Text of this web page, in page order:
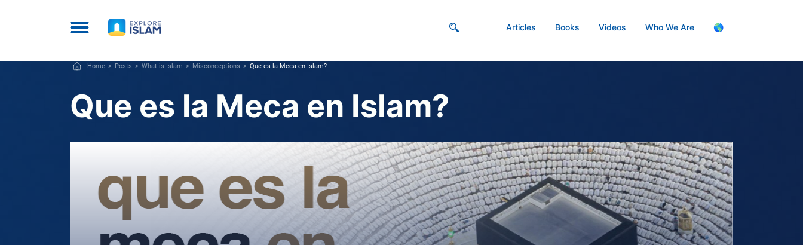
Articles Books Videos Who We Are 🌎
Home Posts What is Islam Misconceptions Que es la Meca en Islam?
Que es la Meca en Islam?